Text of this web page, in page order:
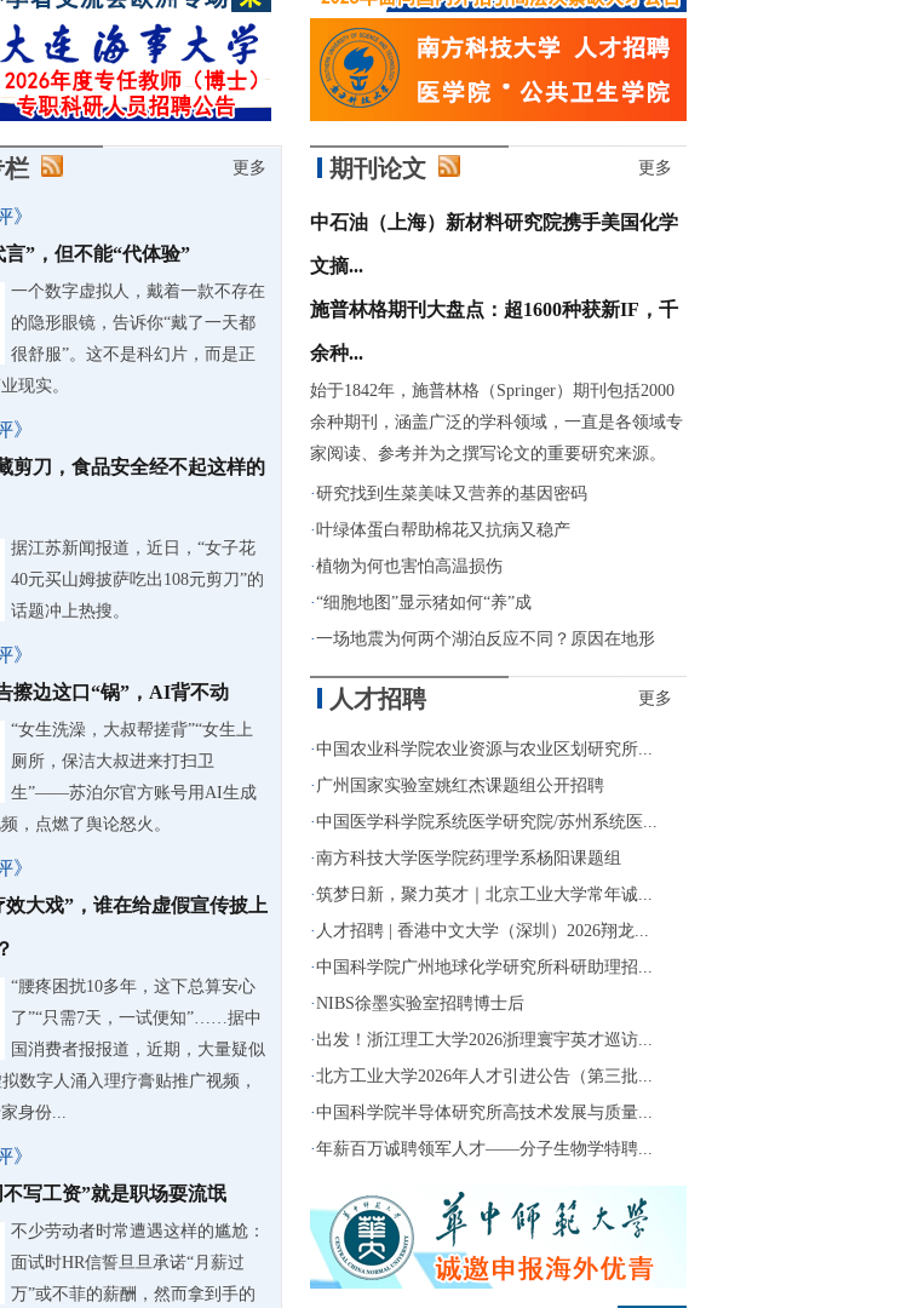
栏 更多
》
”，但不能“代体验”
一个数字虚拟人，戴着一款不存在
的隐形眼镜，告诉你“戴了一天都
很舒服”。这不是科幻片，而是正
现实。
》
剪刀，食品安全经不起这样的
据江苏新闻报道，近日，“女子花
40元买山姆披萨吃出108元剪刀”的
话题冲上热搜。
》
擦边这口“锅”，AI背不动
“女生洗澡，大叔帮搓背”“女生上
厕所，保洁大叔进来打扫卫
生”——苏泊尔官方账号用AI生成
，点燃了舆论怒火。
》
大戏”，谁在给虚假宣传披上
“腰疼困扰10多年，这下总算安心
了”“只需7天，一试便知”……据中
国消费者报报道，近期，大量疑似
数字人涌入理疗膏贴推广视频，
身份...
》
写工资”就是职场耍流氓
不少劳动者时常遭遇这样的尴尬：
面试时HR信誓旦旦承诺“月薪过
万”或不菲的薪酬，然而拿到手的
期刊论文 更多
中石油（上海）新材料研究院携手美国化学
文摘...
施普林格期刊大盘点：超1600种获新IF，千
余种...
始于1842年，施普林格（Springer）期刊包括2000
余种期刊，涵盖广泛的学科领域，一直是各领域专
家阅读、参考并为之撰写论文的重要研究来源。
·研究找到生菜美味又营养的基因密码
·叶绿体蛋白帮助棉花又抗病又稳产
·植物为何也害怕高温损伤
·“细胞地图”显示猪如何“养”成
·一场地震为何两个湖泊反应不同？原因在地形
人才招聘 更多
·中国农业科学院农业资源与农业区划研究所...
· 广州国家实验室姚红杰课题组公开招聘
·中国医学科学院系统医学研究院/苏州系统医...
·南方科技大学医学院药理学系杨阳课题组
·筑梦日新，聚力英才｜北京工业大学常年诚...
· 人才招聘 | 香港中文大学（深圳）2026翔龙...
·中国科学院广州地球化学研究所科研助理招...
·NIBS徐墨实验室招聘博士后
· 出发！浙江理工大学2026浙理寰宇英才巡访...
·北方工业大学2026年人才引进公告（第三批...
·中国科学院半导体研究所高技术发展与质量...
·年薪百万诚聘领军人才——分子生物学特聘...